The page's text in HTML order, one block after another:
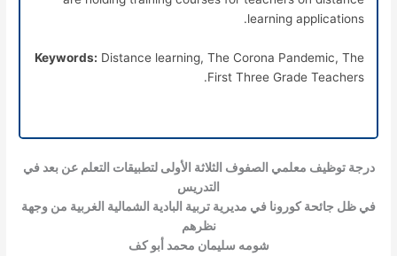
learning applications.
Keywords: Distance learning, The Corona Pandemic, The
First Three Grade Teachers.
درجة توظيف معلمي الصفوف الثلاثة الأولى لتطبيقات التعلم عن بعد في
التدريس
في ظل جائحة كورونا في مديرية تربية البادية الشمالية الغربية من وجهة
نظرهم
شومه سليمان محمد أبو كف